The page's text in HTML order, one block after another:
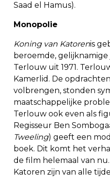
Saad el Hamus).
Monopolie
Koning van Katorenis
beroemde,
Terlouw uit 1971.
Kamerlid. De
volbrengen, stonden
maatschappelijke
Terlouw ook even als
Regisseur Ben
Tweeling) geeft een
boek. Dit komt het
de film helemaal van
Katoren zijn van alle